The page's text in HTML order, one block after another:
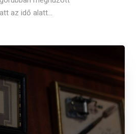
az idő alatt...